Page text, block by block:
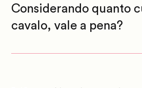
Considerando quanto
cavalo, vale a pena?